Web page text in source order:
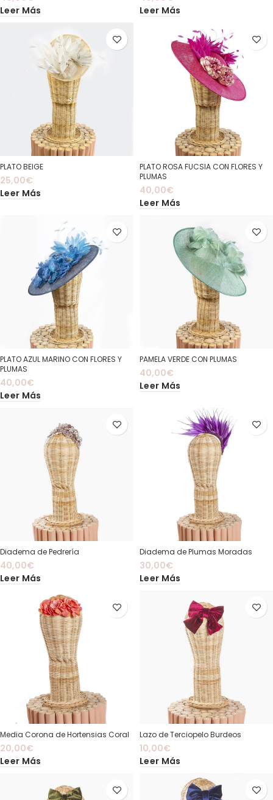
Leer Más
Leer Más
PLATO BEIGE
25,00€
Leer Más
PLATO ROSA FUCSIA CON FLORES Y
PLUMAS
40,00€
Leer Más
PLATO AZUL MARINO CON FLORES Y
PLUMAS
40,00€
Leer Más
PAMELA VERDE CON PLUMAS
40,00€
Leer Más
Diadema de Pedrería
40,00€
Leer Más
Diadema de Plumas Moradas
30,00€
Leer Más
Media Corona de Hortensias Coral
20,00€
Leer Más
Lazo de Terciopelo Burdeos
10,00€
Leer Más